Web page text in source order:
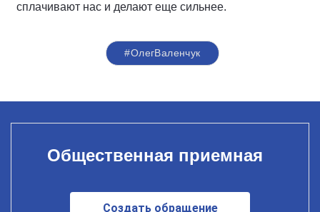
сплачивают нас и делают еще сильнее.
#ОлегВаленчук
Общественная приемная
Создать обращение